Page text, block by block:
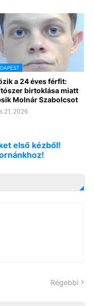
a 24 éves férfit:
birtoklása miatt
Molnár Szabolcsot
21, 2026
első kézből!
Régebbi